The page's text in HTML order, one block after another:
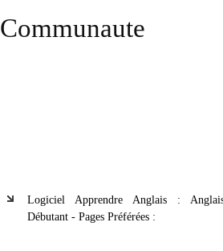
Communaute
Logiciel Apprendre Anglais :
Débutant - Pages Préférées :